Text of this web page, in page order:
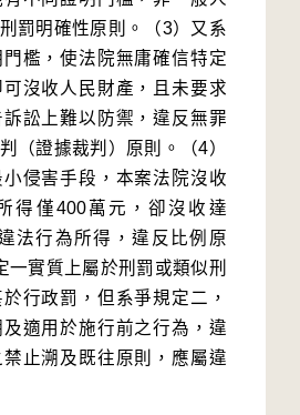
罰明確性原則。（3）又系
檻，使法院無庸確信特定
沒收人民財產，且未要求
訟上難以防禦，違反無罪
（證據裁判）原則。（4）
侵害手段，本案法院沒收
得僅400萬元，卻沒收達
法行為所得，違反比例原
一實質上屬於刑罰或類似刑
行政罰，但系爭規定二，
適用於施行前之行為，違
止溯及既往原則，應屬違